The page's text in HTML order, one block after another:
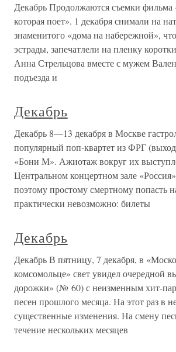
Декабрь Продолжаются съемки
которая поет». 1 декабря снимали на
знаменитого «дома на набережной»,
эстрады, запечатлели на пленку
Анна Стрельцова вместе с мужем
подъезда и
Декабрь
Декабрь 8—13 декабря в Москве
популярный поп-квартет из ФРГ
«Бони М». Ажиотаж вокруг их
Центральном концертном зале
поэтому простому смертному попасть
практически невозможно: билеты
Декабрь
Декабрь В пятницу, 7 декабря, в
комсомольце» свет увидел очередной
дорожки» (№ 60) с неизменным хит-
песен прошлого месяца. На этот раз в
существенные изменения. На смену
течение нескольких месяцев